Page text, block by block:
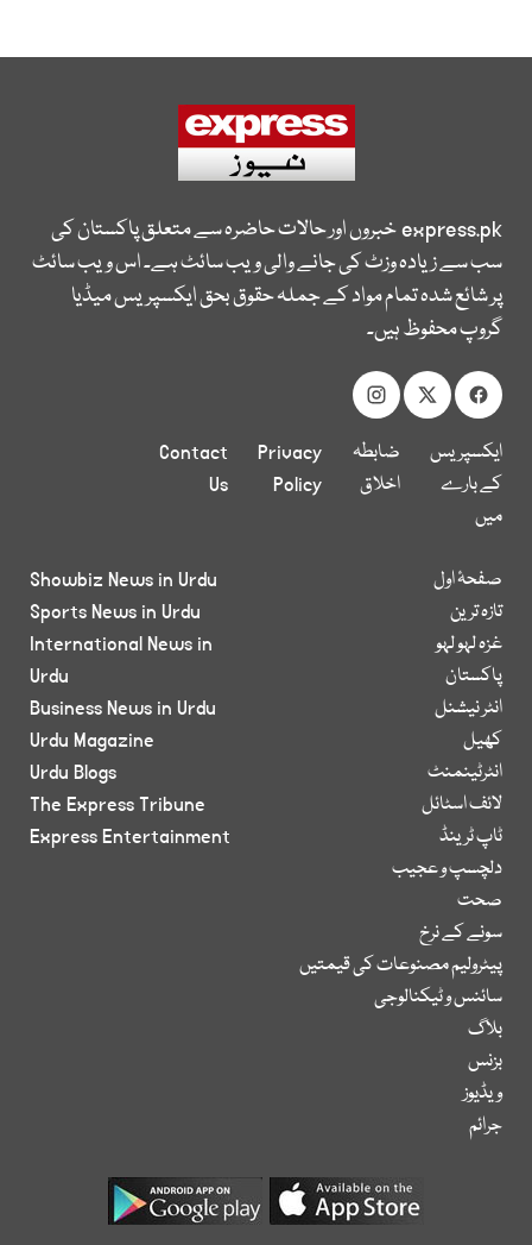
express.pkخبروں اور حالات حاضرہ سے متعلق پاکستان کی
سب سے زیادہ وزٹ کی جانے والی ویب سائٹ ہے۔ اس ویب سائٹ
پر شائع شدہ تمام مواد کے جملہ حقوق بحق ایکسپریس میڈیا
گروپ محفوظ ہیں۔
ایکسپریس
کے بارے
میں
ضابطہ
اخلاق
Privacy
Policy
Contact
Us
صفحۂ اول
تازہ ترین
غزہ لہو لہو
پاکستان
انٹر نیشنل
کھیل
انٹرٹینمنٹ
لائف اسٹائل
ٹاپ ٹرینڈ
دلچسپ و عجیب
صحت
سونے کے نرخ
پیٹرولیم مصنوعات کی قیمتیں
سائنس و ٹیکنالوجی
بلاگ
بزنس
ویڈیوز
جرائم
Showbiz News in Urdu
Sports News in Urdu
International News in
Urdu
Business News in Urdu
Urdu Magazine
Urdu Blogs
The Express Tribune
Express Entertainment